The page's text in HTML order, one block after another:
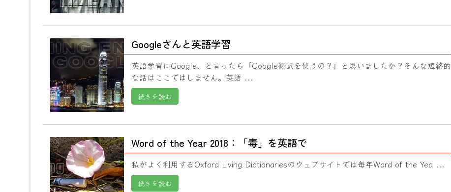
Googleさんと英語学習
英語学習にGoogle、と言ったら「Google翻訳を使うの？」と思いましたか？そんな短絡的
な話はここではしません。英語 ...
続きを読む
Word of the Year 2018：「毒」を英語で
私がよく利用するOxford Living Dictionariesのウェブサイトでは毎年Word of the Yea ...
続きを読む